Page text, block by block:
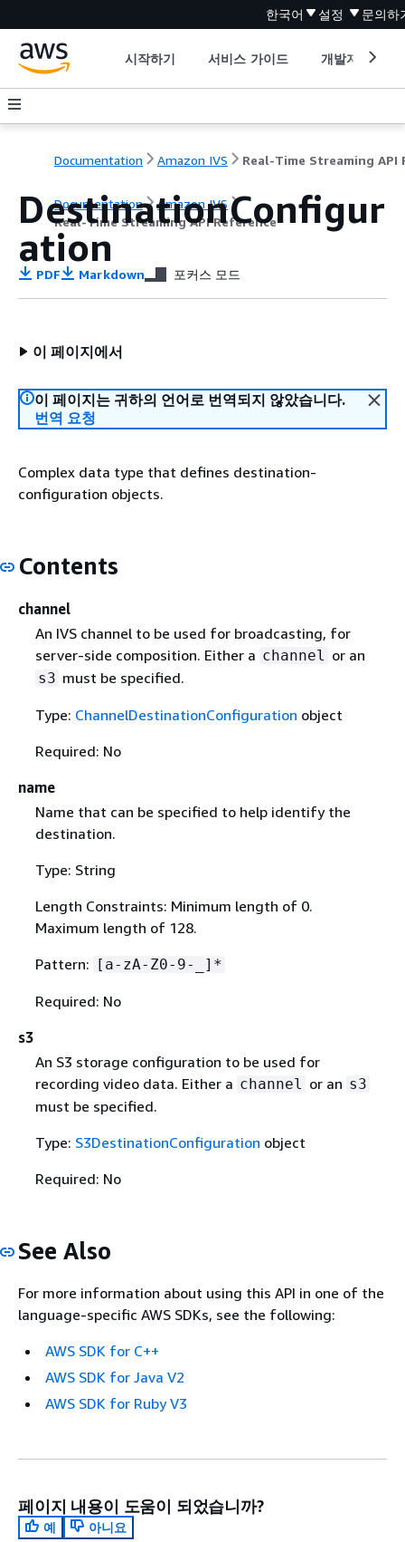
한국어 설정 문의하
시작하기 서비스 가이드 개발자 도구
Documentation Amazon IVS
Documentation
Amazon IVS
Real-Time Streaming API Reference
DestinationConfigur
ation
PDF Markdown 포커스 모드
이 페이지에서
이 페이지는 귀하의 언어로 번역되지 않았습니다.
번역 요청
Complex data type that defines destination-
configuration objects.
Contents
channel
An IVS channel to be used for broadcasting, for
server-side composition. Either a channel or an
s3 must be specified.
Type: ChannelDestinationConfiguration object
Required: No
name
Name that can be specified to help identify the
destination.
Type: String
Length Constraints: Minimum length of 0.
Maximum length of 128.
Pattern: [a-zA-Z0-9-_]*
Required: No
s3
An S3 storage configuration to be used for
recording video data. Either a channel or an s3
must be specified.
Type: S3DestinationConfiguration object
Required: No
See Also
For more information about using this API in one of the
language-specific AWS SDKs, see the following:
AWS SDK for C++
AWS SDK for Java V2
AWS SDK for Ruby V3
페이지 내용이 도움이 되었습니까?
예
아니요